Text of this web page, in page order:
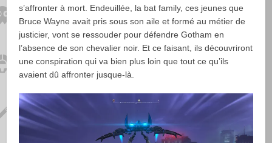
s’affronter à mort. Endeuillée, la bat family, ces jeunes que
Bruce Wayne avait pris sous son aile et formé au métier de
justicier, vont se ressouder pour défendre Gotham en
l’absence de son chevalier noir. Et ce faisant, ils découvriront
une conspiration qui va bien plus loin que tout ce qu’ils
avaient dû affronter jusque-là.